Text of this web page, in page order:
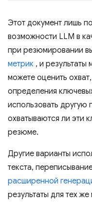
Этот документ лишь
возможности LLM в
при резюмировании
метрик , и результаты
можете оценить
определения
использовать другую
охватываются ли эти
резюме.
Другие варианты
текста,
расширенной
результаты для тех